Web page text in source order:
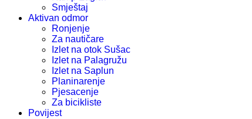
Smještaj
Aktivan odmor
Ronjenje
Za nautičare
Izlet na otok Sušac
Izlet na Palagružu
Izlet na Saplun
Planinarenje
Pjesacenje
Za bicikliste
Povijest